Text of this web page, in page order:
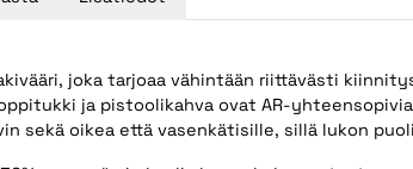
joka tarjoaa vähintään riittävästi
ja pistoolikahva ovat AR-
sekä oikea että vasenkätisille, sillä lukon